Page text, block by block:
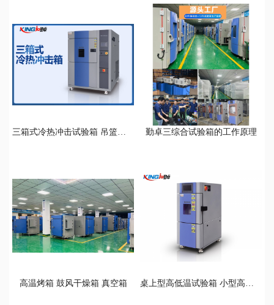
勤卓三综合试验箱的工作原理
高温烤箱 鼓风干燥箱 真空箱 桌上型高低温试验箱 小型高低温循环试验箱